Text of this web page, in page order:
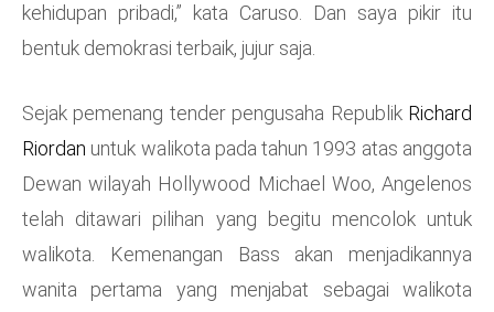
kehidupan pribadi,” kata Caruso. Dan saya pikir itu
bentuk demokrasi terbaik, jujur ​​saja.
Sejak pemenang tender pengusaha Republik Richard
Riordan untuk walikota pada tahun 1993 atas anggota
Dewan wilayah Hollywood Michael Woo, Angelenos
telah ditawari pilihan yang begitu mencolok untuk
walikota. Kemenangan Bass akan menjadikannya
wanita pertama yang menjabat sebagai walikota